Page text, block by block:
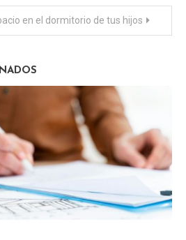
en el dormitorio de tus hijos